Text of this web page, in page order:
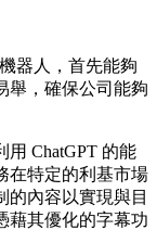
器人，首先能夠
舉，確保公司能夠
ChatGPT 的能
在特定的利基市場
的內容以實現與目
藉其優化的字幕功